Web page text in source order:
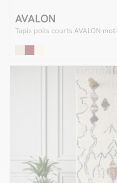
AVALON
Tapis poils courts AVALON